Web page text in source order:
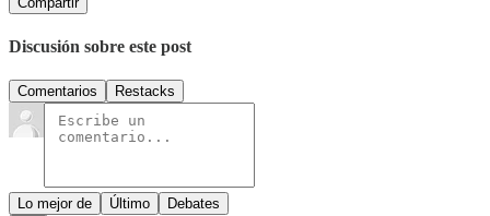
Discusión sobre este post
Comentarios Restacks
Lo mejor de Último Debates